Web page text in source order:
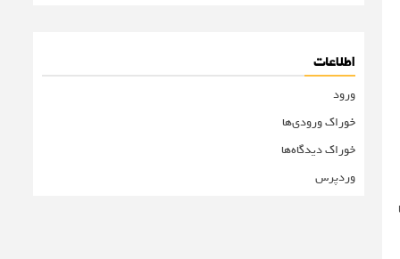
مانیتور ۲۴ تا
اطلاعات
ورود
خوراک ورودی‌ها
خوراک دیدگاه‌ها
وردپرس